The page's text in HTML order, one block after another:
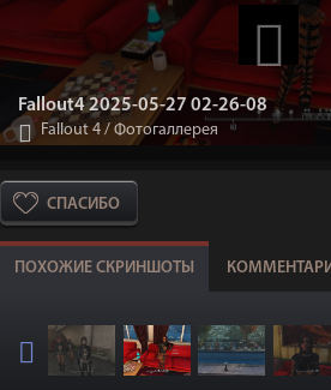
Fallout4 2025-05-27 02-26-08
Fallout 4 / Фотогаллерея
СПАСИБО
ПОХОЖИЕ СКРИНШОТЫ